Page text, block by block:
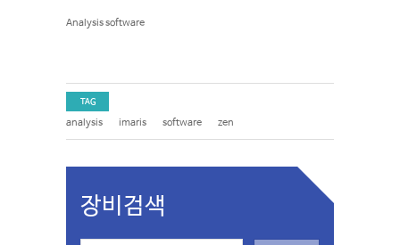
Analysis software
TAG
analysis imaris software zen
장비검색